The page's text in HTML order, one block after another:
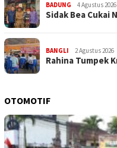
BADUNG 4 Agustus 2026
Sidak Bea Cukai
BANGLI 2 Agustus 2026
Rahina Tumpek
OTOMOTIF